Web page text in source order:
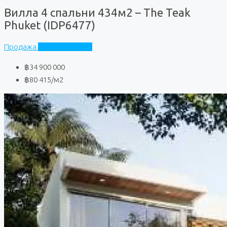
Вилла 4 спальни 434м2 – The Teak
Phuket (IDP6477)
Продажа
฿34 900 000
฿80 415/м2